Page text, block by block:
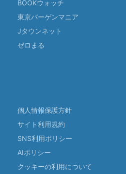
BOOKウォッチ
東京バーゲンマニア
Jタウンネット
ゼロまる
個人情報保護方針
サイト利用規約
SNS利用ポリシー
AIポリシー
クッキーの利用について